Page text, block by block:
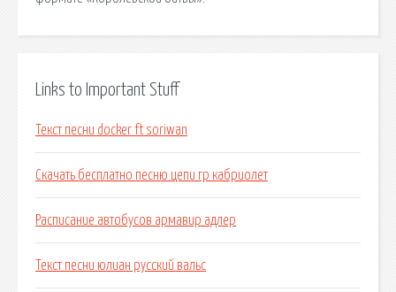
Links to Important Stuff
Текст песни docker ft soriwan
Скачать бесплатно песню цепи гр кабриолет
Расписание автобусов армавир адлер
Текст песни юлиан русский вальс